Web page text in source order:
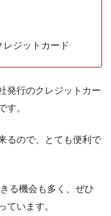
レジットカード
発行のクレジットカー
す。
るので、とても便利で
る機会も多く、ぜひ
ています。